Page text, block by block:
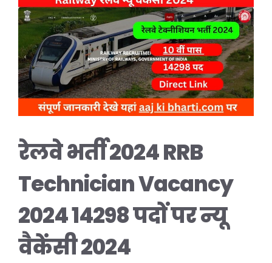
रेलवे भर्ती 2024 RRB
Technician Vacancy
2024 14298 पदों पर न्यू
वैकेंसी 2024